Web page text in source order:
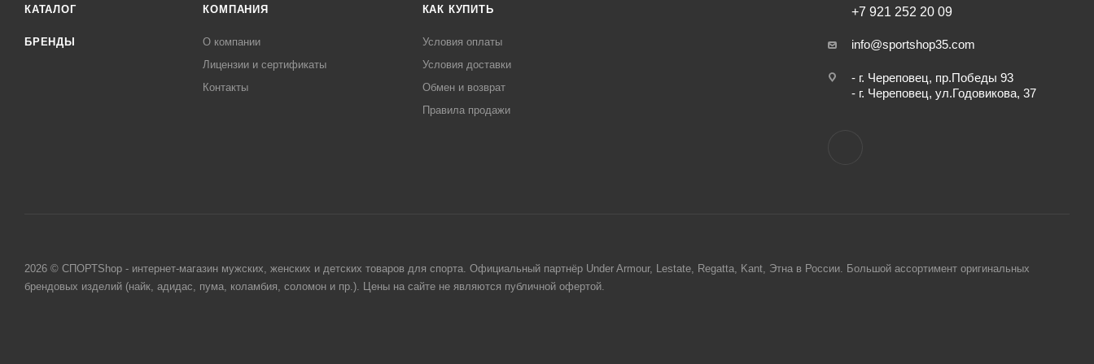
КАТАЛОГ
БРЕНДЫ
КОМПАНИЯ
О компании
Лицензии и сертификаты
Контакты
КАК КУПИТЬ
Условия оплаты
Условия доставки
Обмен и возврат
Правила продажи
+7 921 252 20 09
info@sportshop35.com
- г. Череповец, пр.Победы 93
- г. Череповец, ул.Годовикова, 37
2026 © СПОРТShop - интернет-магазин мужских, женских и детских товаров для спорта. Официальный партнёр Under Armour, Lestate, Regatta, Kant, Этна в России. Большой ассортимент оригинальных
брендовых изделий (найк, адидас, пума, коламбия, соломон и пр.). Цены на сайте не являются публичной офертой.